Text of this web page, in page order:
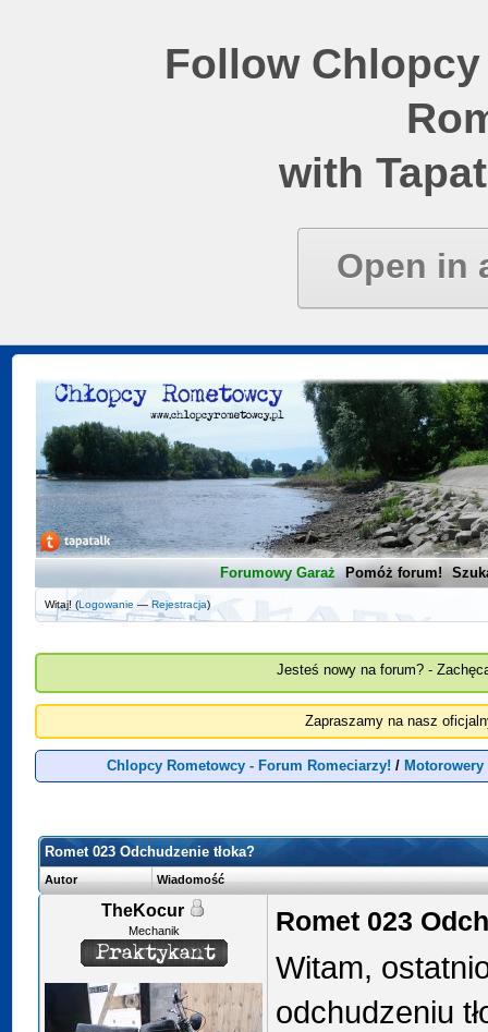
Follow
with
Open in
Forumowy Garaż Pomóż forum!
Witaj! (Logowanie —Rejestracja)
Jesteś nowy na forum? -
Zapraszamy na nasz
Chlopcy Rometowcy - Forum Romeciarzy! /
Romet 023 Odchudzenie tłoka?
Autor Wiadomość
TheKocur
Mechanik Romet 023
Witam,
odchudzeniu